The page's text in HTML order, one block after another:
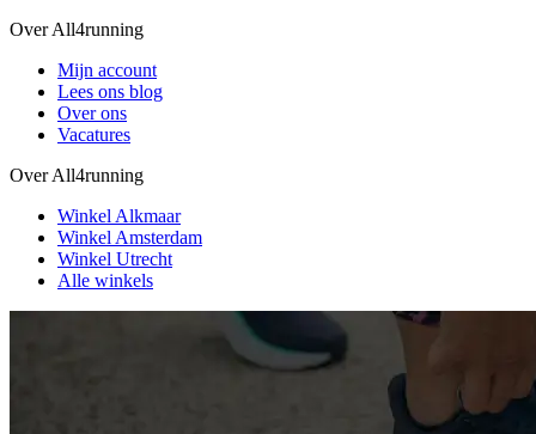
Over All4running
Mijn account
Lees ons blog
Over ons
Vacatures
Over All4running
Winkel Alkmaar
Winkel Amsterdam
Winkel Utrecht
Alle winkels